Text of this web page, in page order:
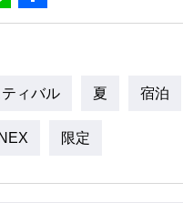
Share
ィバル 夏 宿泊
限定